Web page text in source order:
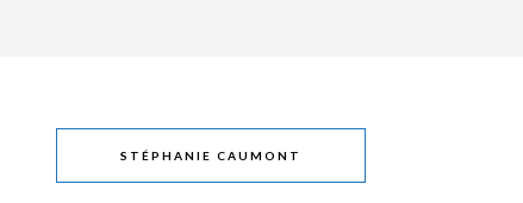
STÉPHANIE CAUMONT